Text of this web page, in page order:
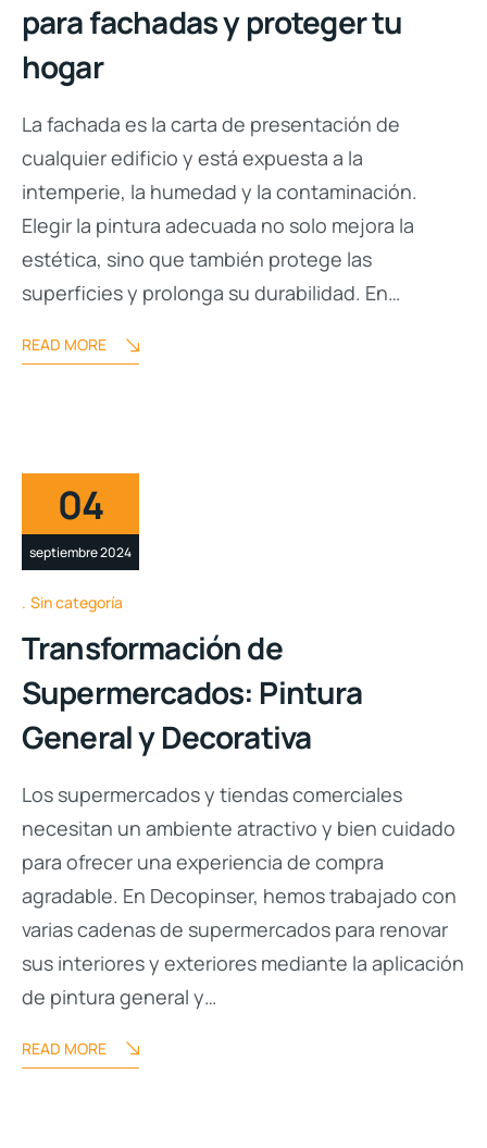
para fachadas y proteger tu
hogar
La fachada es la carta de presentación de
cualquier edificio y está expuesta a la
intemperie, la humedad y la contaminación.
Elegir la pintura adecuada no solo mejora la
estética, sino que también protege las
superficies y prolonga su durabilidad. En…
READ MORE
04
septiembre 2024
Sin categoría
Transformación de
Supermercados: Pintura
General y Decorativa
Los supermercados y tiendas comerciales
necesitan un ambiente atractivo y bien cuidado
para ofrecer una experiencia de compra
agradable. En Decopinser, hemos trabajado con
varias cadenas de supermercados para renovar
sus interiores y exteriores mediante la aplicación
de pintura general y…
READ MORE